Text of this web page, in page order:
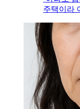
주택이라